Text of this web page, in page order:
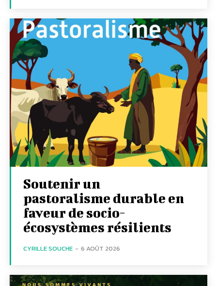
Soutenir un
pastoralisme durable en
faveur de socio-
écosystèmes résilients
CYRILLE SOUCHE - 6 AOÛT 2026